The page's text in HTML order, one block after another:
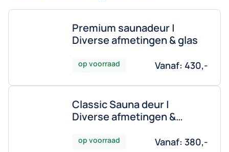
Premium saunadeur |
Diverse afmetingen & glas
op voorraad Vanaf: 430,-
Classic Sauna deur |
Diverse afmetingen &
op voorraad Vanaf: 380,-